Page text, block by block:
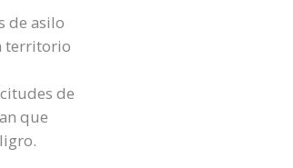
de asilo
territorio
de
que